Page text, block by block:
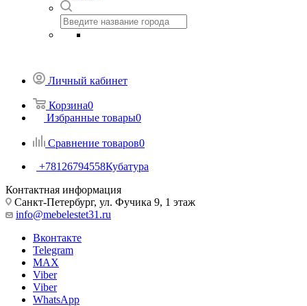
Личный кабинет
Корзина0
Избранные товары0
Сравнение товаров0
+78126794558Кубатура
Контактная информация
Санкт-Петербург, ул. Фучика 9, 1 этаж
info@mebelestet31.ru
Вконтакте
Telegram
MAX
Viber
Viber
WhatsApp